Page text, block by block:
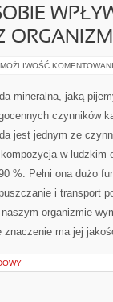
ORGANIZM
MOŻLIWOŚĆ
mineralna, jaką
czynników
jest jednym ze
w ludzkim
%. Pełni ona dużo
i transport
organizmie
znaczenie ma jej